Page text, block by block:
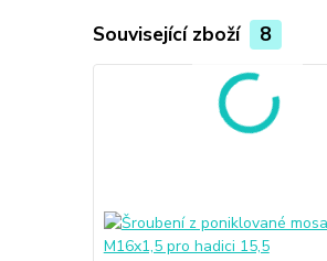
Související zboží 8